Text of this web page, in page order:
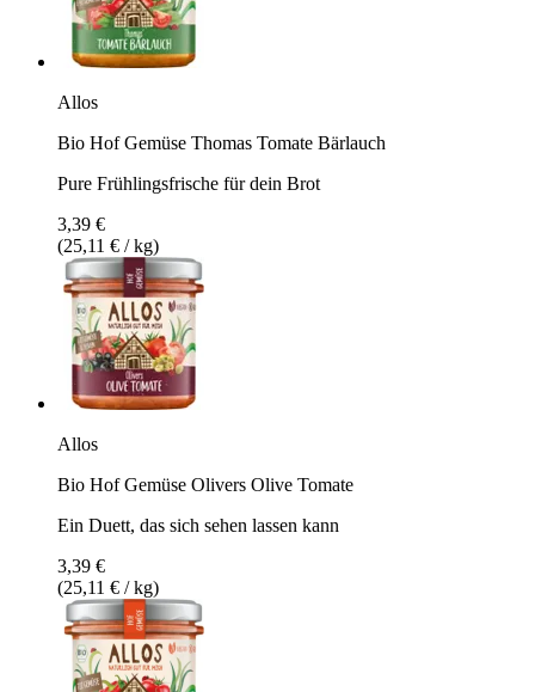
Allos
Bio Hof Gemüse Thomas Tomate Bärlauch
Pure Frühlingsfrische für dein Brot
3,39 €
(25,11 € / kg)
Allos
Bio Hof Gemüse Olivers Olive Tomate
Ein Duett, das sich sehen lassen kann
3,39 €
(25,11 € / kg)